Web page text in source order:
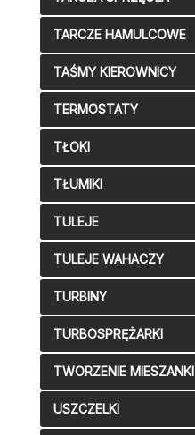
TARCZE HAMULCOWE
TAŚMY KIEROWNICY
TERMOSTATY
TŁOKI
TŁUMIKI
TULEJE
TULEJE WAHACZY
TURBINY
TURBOSPRĘŻARKI
TWORZENIE MIESZANKI
USZCZELKI